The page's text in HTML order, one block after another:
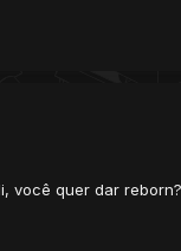
você quer dar